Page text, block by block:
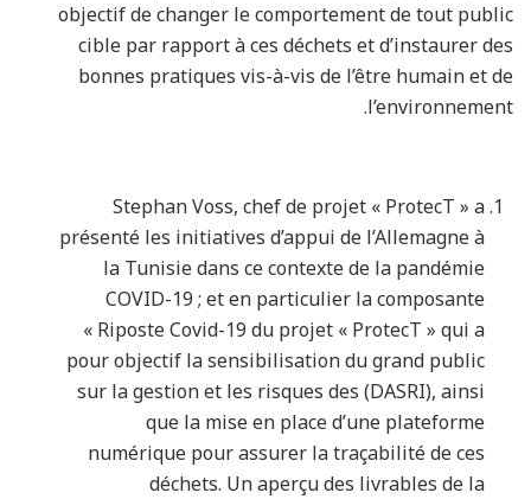
objectif de changer le comportement de tout public
cible par rapport à ces déchets et d’instaurer des
bonnes pratiques vis-à-vis de l’être humain et de
l’environnement.
Stephan Voss, chef de projet « ProtecT » a
présenté les initiatives d’appui de l’Allemagne à
la Tunisie dans ce contexte de la pandémie
COVID-19 ; et en particulier la composante
« Riposte Covid-19 du projet « ProtecT » qui a
pour objectif la sensibilisation du grand public
sur la gestion et les risques des (DASRI), ainsi
que la mise en place d’une plateforme
numérique pour assurer la traçabilité de ces
déchets. Un aperçu des livrables de la